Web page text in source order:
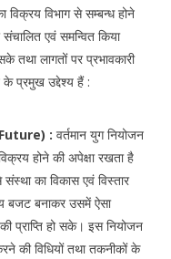
विक्रय विभाग से सम्बन्ध होने
एवं समन्वित किया
तथा लागतों पर प्रभावकारी
प्रमुख उद्देश्य हैं :
: वर्तमान युग नियोजन
होने की अपेक्षा रखता है
का विकास एवं विस्तार
बजट बनाकर उसमें ऐसा
प्राप्ति हो सके। इस नियोजन
की विधियों तथा तकनीकों के